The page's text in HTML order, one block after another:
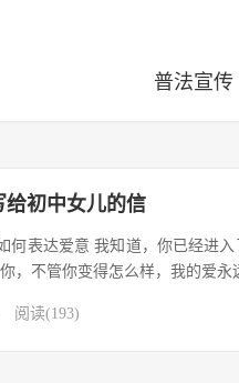
普法宣传
初中女儿的信
何表达爱意 我知道，你已经进
，不管你变得怎么样，我的爱永
阅读(193)